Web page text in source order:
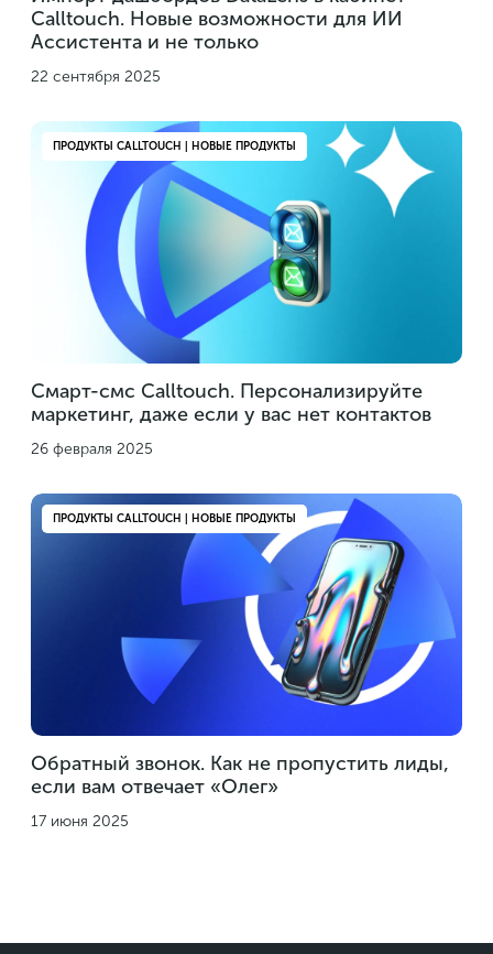
Calltouch. Новые возможности для ИИ
Ассистента и не только
22 сентября 2025
ПРОДУКТЫ CALLTOUCH | НОВЫЕ ПРОДУКТЫ
Смарт-смс Calltouch. Персонализируйте
маркетинг, даже если у вас нет контактов
26 февраля 2025
ПРОДУКТЫ CALLTOUCH | НОВЫЕ ПРОДУКТЫ
Обратный звонок. Как не пропустить лиды,
если вам отвечает «Олег»
17 июня 2025